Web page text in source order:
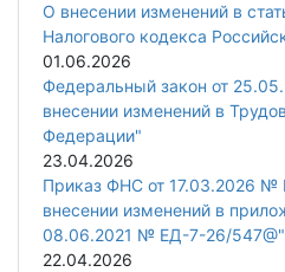
О внесении изменений в
Налогового кодекса
01.06.2026
Федеральный закон от
внесении изменений в
Федерации"
23.04.2026
Приказ ФНС от 17.03.2026 №
внесении изменений в
08.06.2021 № ЕД-7-26/547@"
22.04.2026